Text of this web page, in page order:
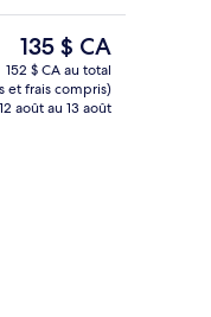
de l’hébergement
Le
prix
actuel
est
135 $ CA
152 $ CA au total
et frais compris)
août au 13 août